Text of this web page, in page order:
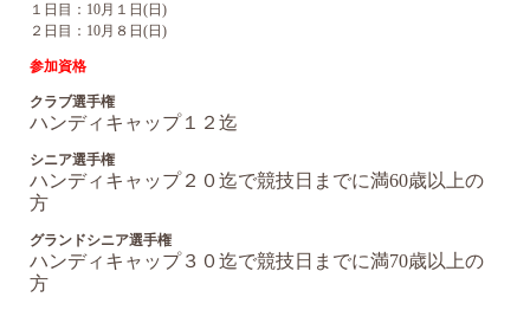
１日目：10月１日(日)
２日目：10月８日(日)
参加資格
クラブ選手権
ハンディキャップ１２迄
シニア選手権
ハンディキャップ２０迄で競技日までに満60歳以上の
方
グランドシニア選手権
ハンディキャップ３０迄で競技日までに満70歳以上の
方